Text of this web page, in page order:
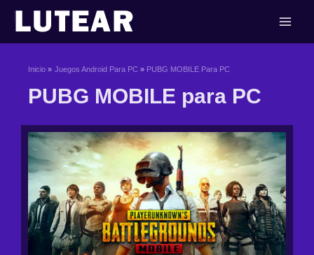
contenido
Inicio Juegos Android Para PC PUBG MOBILE Para PC
PUBG MOBILE para PC